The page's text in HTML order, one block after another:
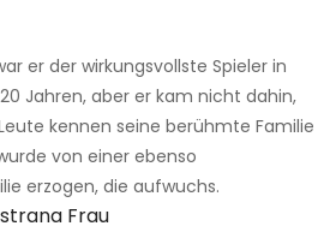
er der wirkungsvollste Spieler in
Jahren, aber er kam nicht dahin,
kennen seine berühmte Familie
von einer ebenso
erzogen, die aufwuchs.
Frau